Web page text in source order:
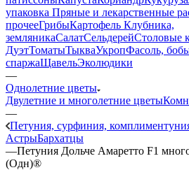
упаковка Пряные и лекарственные
прочееГрибыКартофель Клубника,
земляникаСалатСельдерейСтоловые
ДуэтТоматыТыкваУкропФасоль,
спаржаЩавельЭколюдики
—
Однолетние цветы
Двулетние и многолетние цветы
—
Петуния, сурфиния,
АстрыБархатцы
—Петуния Дольче Амаретто F1
(Одн)®